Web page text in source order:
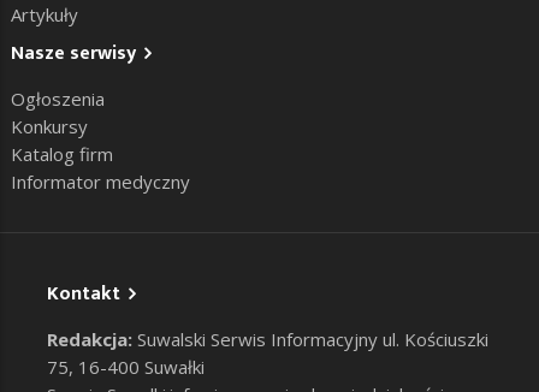
Artykuły
Nasze serwisy
Ogłoszenia
Konkursy
Katalog firm
Informator medyczny
Kontakt
Redakcja: Suwalski Serwis Informacyjny ul. Kościuszki
75, 16-400 Suwałki